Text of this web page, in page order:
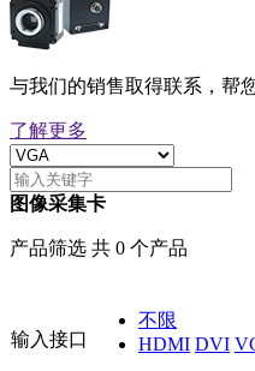
与我们的销售取得联系，帮
了解更多
图像采集卡
产品筛选 共 0 个产品
输入接口
不限
HDMI DVI